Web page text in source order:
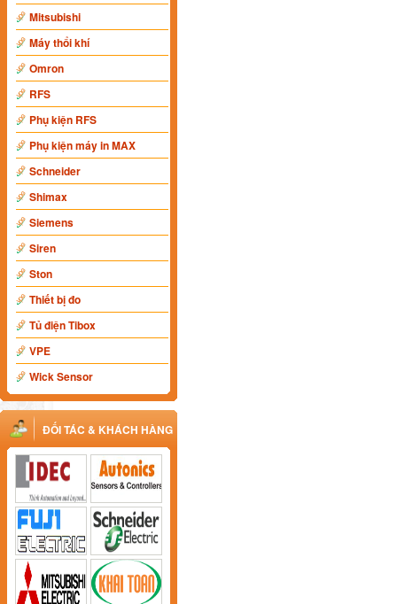
Mitsubishi
Máy thổi khí
Omron
RFS
Phụ kiện RFS
Phụ kiện máy in MAX
Schneider
Shimax
Siemens
Siren
Ston
Thiết bị đo
Tủ điện Tibox
VPE
Wick Sensor
ĐỐI TÁC & KHÁCH HÀNG